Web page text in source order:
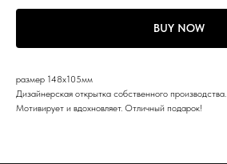
BUY NOW
размер 148х105мм
Дизайнерская открытка собственного производства.
Мотивирует и вдохновляет. Отличный подарок!